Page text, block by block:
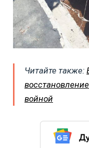
Читайте также:
войной